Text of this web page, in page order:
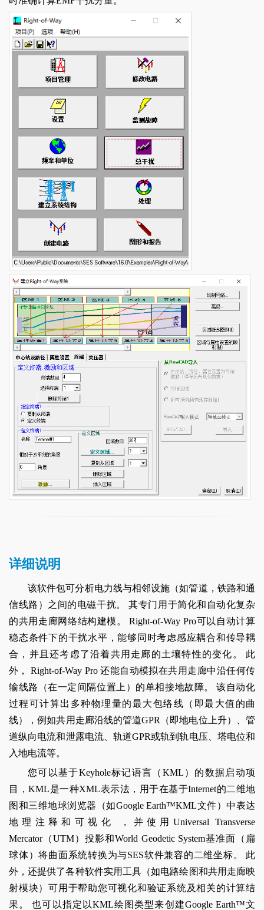
详细说明
该软件包可分析电力线与相邻设施（如管道，铁路和通
信线路）之间的电磁干扰。 其专门用于简化和自动化复杂
的共用走廊网络结构建模。 Right-of-Way Pro可以自动计算
稳态条件下的干扰水平，能够同时考虑感应耦合和传导耦
合，并且还考虑了沿着共用走廊的土壤特性的变化。 此
外， Right-of-Way Pro 还能自动模拟在共用走廊中沿任何传
输线路（在一定间隔位置上）的单相接地故障。 该自动化
过程可计算出多种物理量的最大包络线（即最大值的曲
线），例如共用走廊沿线的管道GPR（即地电位上升）、管
道纵向电流和泄露电流、轨道GPR或轨到轨电压、塔电位和
入地电流等。
您可以基于Keyhole标记语言（KML）的数据启动项
目，KML是一种XML表示法，用于在基于Internet的二维地
图和三维地球浏览器（如Google Earth™KML文件）中表达
地理注释和可视化 ，并使用Universal Transverse
Mercator（UTM）投影和World Geodetic System基准面（扁
球体）将曲面系统转换为与SES软件兼容的二维坐标。 此
外，还提供了各种软件实用工具（如电路绘图和共用走廊映
射模块）可用于帮助您可视化和验证系统及相关的计算结
果。 也可以指定以KML绘图类型来创建Google Earth™文